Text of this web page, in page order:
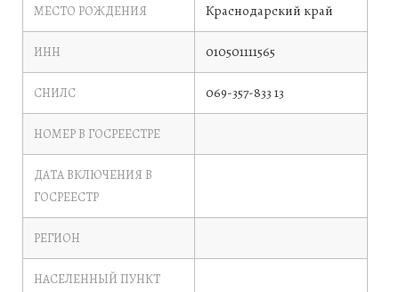
МЕСТО РОЖДЕНИЯ
Краснодарский край
ИНН 010501111565
СНИЛС 069-357-833 13
НОМЕР В ГОСРЕЕСТРЕ
ДАТА ВКЛЮЧЕНИЯ В
ГОСРЕЕСТР
РЕГИОН
НАСЕЛЕННЫЙ ПУНКТ